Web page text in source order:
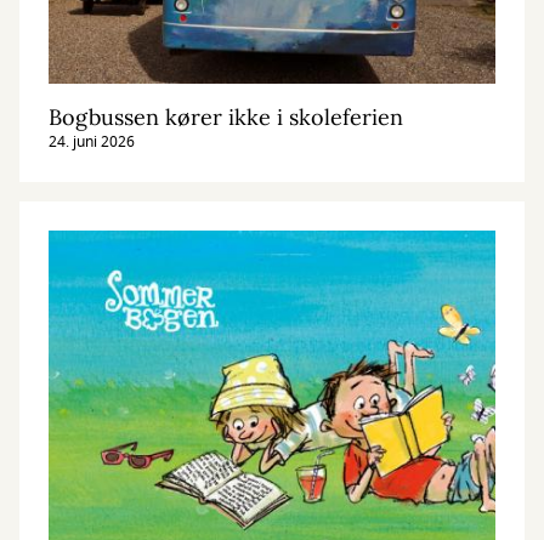
Bogbussen kører ikke i skoleferien
24. juni 2026